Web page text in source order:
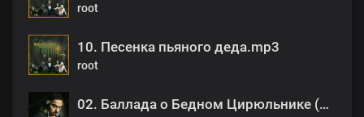
root
10. Песенка пьяного деда.mp3
root
02. Баллада о Бедном Цирюльнике (Ария Бродяги).mp3